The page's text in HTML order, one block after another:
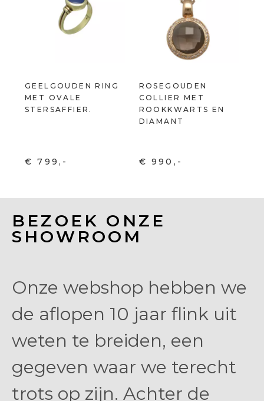
GEELGOUDEN RING
MET OVALE
STERSAFFIER.
€ 799,-
ROSEGOUDEN
COLLIER MET
ROOKKWARTS EN
DIAMANT
€ 990,-
BEZOEK ONZE
SHOWROOM
Onze webshop hebben we
de aflopen 10 jaar flink uit
weten te breiden, een
gegeven waar we terecht
trots op zijn. Achter de